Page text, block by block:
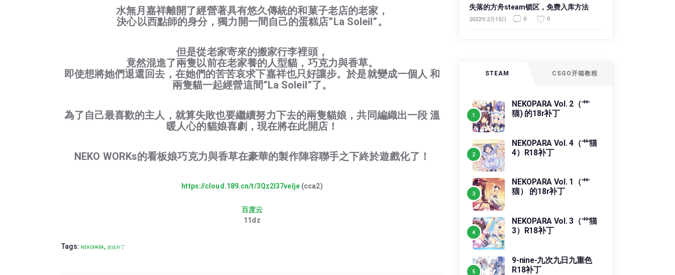
水無月嘉祥離開了經營著具有悠久傳統的和菓子老店的老家，
決心以西點師的身分，獨力開一間自己的蛋糕店”La Soleil”。
但是從老家寄來的搬家行李裡頭，
竟然混進了兩隻以前在老家養的人型貓，巧克力與香草。
即使想將她們退還回去，在她們的苦苦哀求下嘉祥也只好讓步。於是就變成一個人 和
兩隻貓一起經營這間”La Soleil”了。
為了自己最喜歡的主人，就算失敗也要繼續努力下去的兩隻貓娘，共同編織出一段 溫
暖人心的貓娘喜劇，現在將在此開店！
NEKO WORKs的看板娘巧克力與香草在豪華的製作陣容聯手之下終於遊戲化了！
https://cloud.189.cn/t/3Qz2I37veIje(cca2)
百度云
11dz
Tags: NEKOPARA, 游戏补丁
失落的方舟steam锁区，免费入库方法
2022年2月15日 0 0
STEAM CSGO开箱教程
NEKOPARA Vol. 2（艹
猫) 的18r补丁
NEKOPARA Vol. 4（艹猫
4）R18补丁
NEKOPARA Vol. 1（艹
猫） 的18r补丁
NEKOPARA Vol. 3（艹猫
3）R18补丁
9-nine-九次九日九重色
R18补丁